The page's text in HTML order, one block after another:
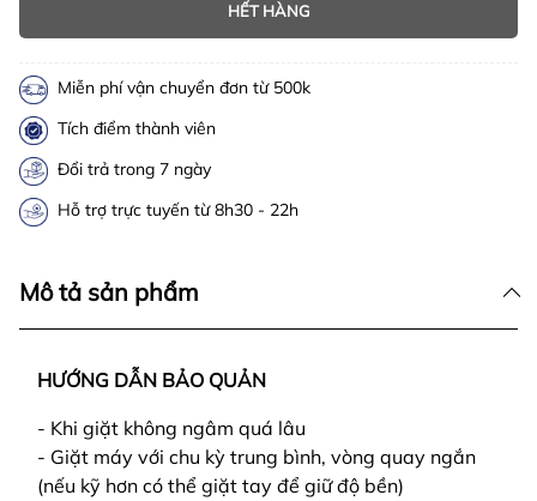
HẾT HÀNG
Miễn phí vận chuyển đơn từ 500k
Tích điểm thành viên
Đổi trả trong 7 ngày
Hỗ trợ trực tuyến từ 8h30 - 22h
Mô tả sản phẩm
HƯỚNG DẪN BẢO QUẢN
- Khi giặt không ngâm quá lâu
- Giặt máy với chu kỳ trung bình, vòng quay ngắn
(nếu kỹ hơn có thể giặt tay để giữ độ bền)